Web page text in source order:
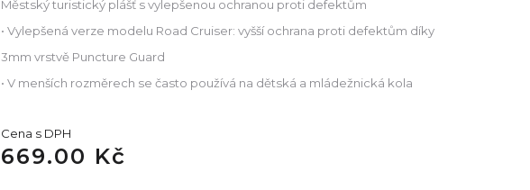
Městský turistický plášť s vylepšenou ochranou proti defektům
• Vylepšená verze modelu Road Cruiser: vyšší ochrana proti defektům díky
3mm vrstvě Puncture Guard
• V menších rozměrech se často používá na dětská a mládežnická kola
Cena s DPH
669.00 Kč